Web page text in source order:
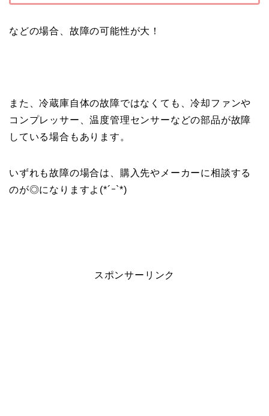
などの場合、故障の可能性が大！
また、冷蔵庫自体の故障ではなくても、冷却ファンや
コンプレッサー、温度管理センサーなどの部品が故障
している場合もあります。
いずれも故障の場合は、購入先やメーカーに相談する
のが◎になりますよ(*´ｰ`*)
スポンサーリンク